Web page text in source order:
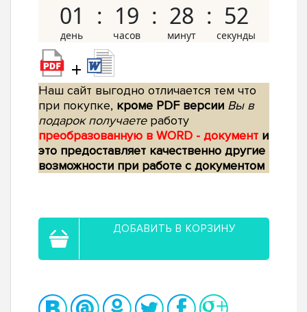
01 19 28 51
+
Наш сайт выгодно отличается тем что
при покупке, кроме PDF версии Вы в
подарок получаетеработу
преобразованную в WORD - документ и
это предоставляет качественно другие
возможности при работе с документом
ДОБАВИТЬ В КОРЗИНУ